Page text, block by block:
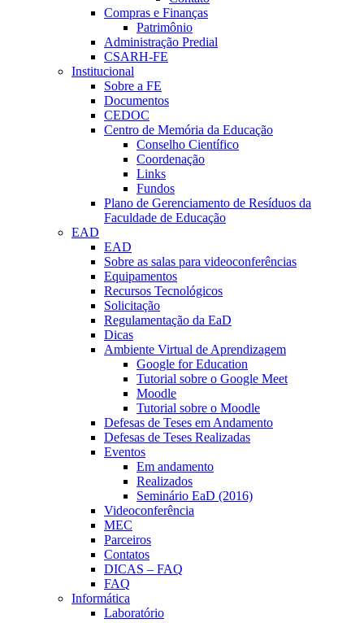
Compras e Finanças
Patrimônio
Administração Predial
CSARH-FE
Institucional
Sobre a FE
Documentos
CEDOC
Centro de Memória da Educação
Conselho Científico
Coordenação
Links
Fundos
Plano de Gerenciamento de Resíduos da
Faculdade de Educação
EAD
EAD
Sobre as salas para videoconferências
Equipamentos
Recursos Tecnológicos
Solicitação
Regulamentação da EaD
Dicas
Ambiente Virtual de Aprendizagem
Google for Education
Tutorial sobre o Google Meet
Moodle
Tutorial sobre o Moodle
Defesas de Teses em Andamento
Defesas de Teses Realizadas
Eventos
Em andamento
Realizados
Seminário EaD (2016)
Videoconferência
MEC
Parceiros
Contatos
DICAS – FAQ
FAQ
Informática
Laboratório